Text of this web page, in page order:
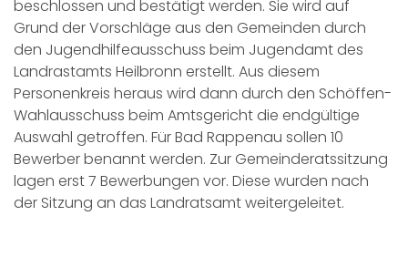
beschlossen und bestätigt werden. Sie wird auf
Grund der Vorschläge aus den Gemeinden durch
den Jugendhilfeausschuss beim Jugendamt des
Landrastamts Heilbronn erstellt. Aus diesem
Personenkreis heraus wird dann durch den Schöffen-
Wahlausschuss beim Amtsgericht die endgültige
Auswahl getroffen. Für Bad Rappenau sollen 10
Bewerber benannt werden. Zur Gemeinderatssitzung
lagen erst 7 Bewerbungen vor. Diese wurden nach
der Sitzung an das Landratsamt weitergeleitet.